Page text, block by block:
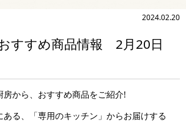
2024.02.20
すすめ商品情報 2月20日
房から、おすすめ商品をご紹介!
ある、「専用のキッチン」からお届けする